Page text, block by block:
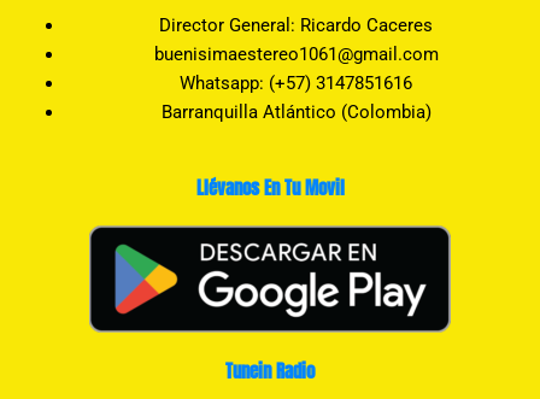
Director General: Ricardo Caceres
buenisimaestereo1061@gmail.com
Whatsapp: (+57) 3147851616
Barranquilla Atlántico (Colombia)
Llévanos En Tu Movil
Tunein Radio